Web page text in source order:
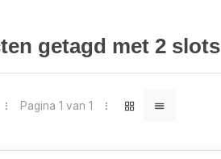
getagd met 2 slots
Pagina 1 van 1